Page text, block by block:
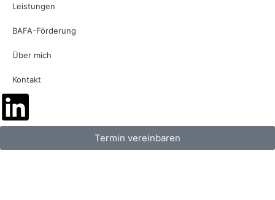
Leistungen
BAFA-Förderung
Über mich
Kontakt
Termin vereinbaren